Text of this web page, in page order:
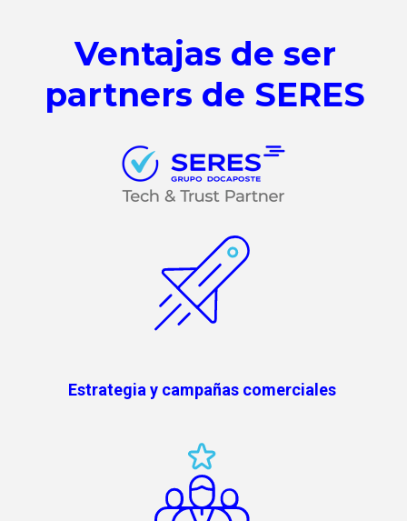
Ventajas de ser
partners de SERES
Estrategia y campañas comerciales